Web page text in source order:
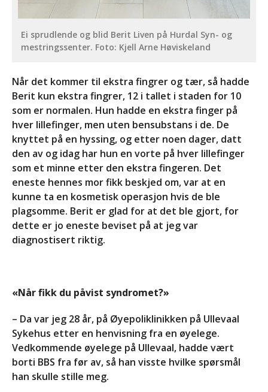
Datoer for likepersonskurs
2029
God påske!
Aktivitetstreff i Hurdal Syn
og Mestringssenter
september 11 @ 17:00
september 13 @ 14:00
Likepersonskurs på
Hurdal
28. april 2028 @ 18:00
30. april 2028 @ 18:00
Aktivitetstreff på Hurdal
29. september 2028 @
Forside
Aktiviteter
Info
Om oss
Ei sprudlende og blid Berit Liven på Hurdal Syn- og
mestringssenter. Foto: Kjell Arne Høviskeland
Når det kommer til ekstra fingrer og tær, så hadde
Berit kun ekstra fingrer, 12 i tallet i staden for 10
som er normalen. Hun hadde en ekstra finger på
hver lillefinger, men uten bensubstans i de. De
knyttet på en hyssing, og etter noen dager, datt
den av og idag har hun en vorte på hver lillefinger
som et minne etter den ekstra fingeren. Det
eneste hennes mor fikk beskjed om, var at en
kunne ta en kosmetisk operasjon hvis de ble
plagsomme. Berit er glad for at det ble gjort, for
dette er jo eneste beviset på at jeg var
diagnostisert riktig.
«Når fikk du påvist syndromet?»
– Da var jeg 28 år, på Øyepoliklinikken på Ullevaal
Sykehus etter en henvisning fra en øyelege.
Vedkommende øyelege på Ullevaal, hadde vært
borti BBS fra før av, så han visste hvilke spørsmål
han skulle stille meg.